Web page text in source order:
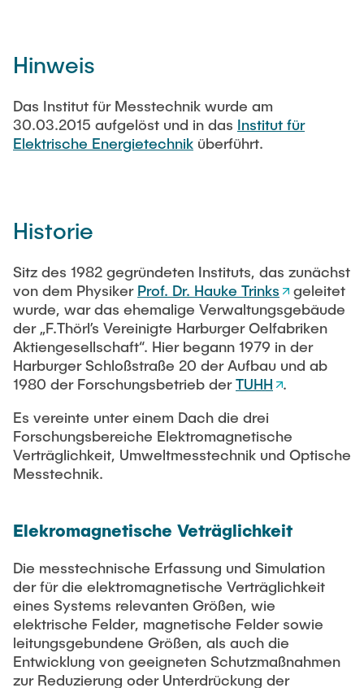
Externe Doktoranden
KONTAKT
Hinweis
Das Institut für Messtechnik wurde am
30.03.2015 aufgelöst und in das Institut für
Elektrische Energietechnik überführt.
Historie
Sitz des 1982 gegründeten Instituts, das zunächst
von dem Physiker Prof. Dr. Hauke Trinks
geleitet
wurde, war das ehemalige Verwaltungsgebäude
der „F.Thörl’s Vereinigte Harburger Oelfabriken
Aktiengesellschaft“. Hier begann 1979 in der
Harburger Schloßstraße 20 der Aufbau und ab
1980 der Forschungsbetrieb derTUHH
.
Es vereinte unter einem Dach die drei
Forschungsbereiche Elektromagnetische
Verträglichkeit, Umweltmesstechnik und Optische
Messtechnik.
Elekromagnetische Veträglichkeit
Die messtechnische Erfassung und Simulation
der für die elektromagnetische Verträglichkeit
eines Systems relevanten Größen, wie
elektrische Felder, magnetische Felder sowie
leitungsgebundene Größen, als auch die
Entwicklung von geeigneten Schutzmaßnahmen
zur Reduzierung oder Unterdrückung der